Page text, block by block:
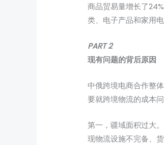
商品贸易量增长了
类、电子产品和家用
PART 2
现有问题的背后原因
中俄跨境电商合作整
要就跨境物流的成本
第一，疆域面积过大
现物流设施不完备、